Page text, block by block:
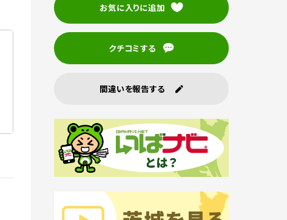
お気に入りに追加
クチコミする
間違いを報告する